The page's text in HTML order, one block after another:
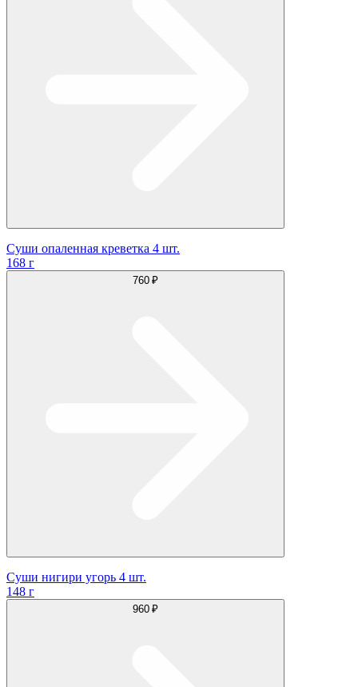
Суши опаленная креветка 4 шт.
168 г
760 ₽
Суши нигири угорь 4 шт.
148 г
960 ₽